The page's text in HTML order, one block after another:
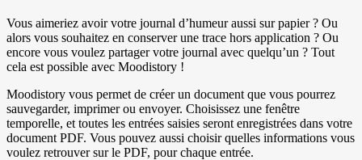
Vous aimeriez avoir votre journal d’humeur aussi sur papier ? Ou
alors vous souhaitez en conserver une trace hors application ? Ou
encore vous voulez partager votre journal avec quelqu’un ? Tout
cela est possible avec Moodistory !
Moodistory vous permet de créer un document que vous pourrez
sauvegarder, imprimer ou envoyer. Choisissez une fenêtre
temporelle, et toutes les entrées saisies seront enregistrées dans votre
document PDF. Vous pouvez aussi choisir quelles informations vous
voulez retrouver sur le PDF, pour chaque entrée.